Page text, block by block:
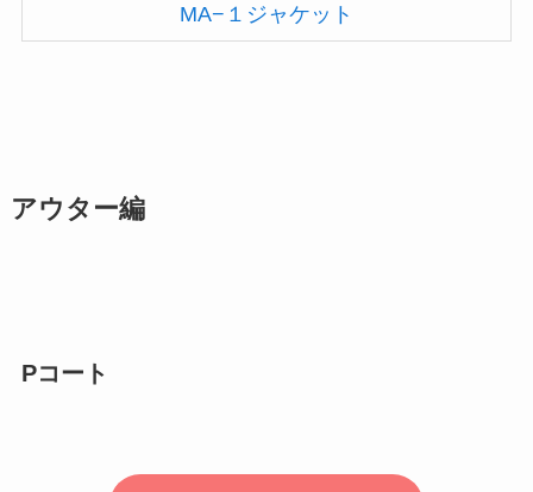
MA−１ジャケット
アウター編
Pコート